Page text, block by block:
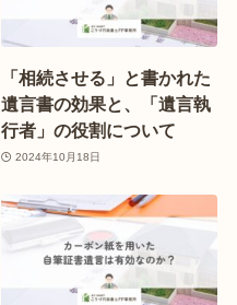
「相続させる」と書かれた
遺言書の効果と、「遺言執
行者」の役割について
2024年10月18日